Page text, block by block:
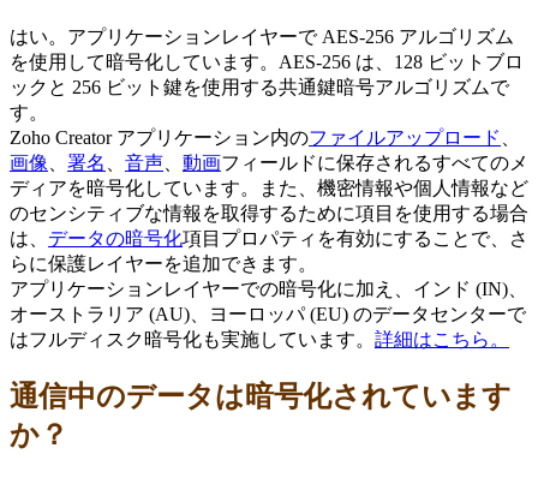
はい。アプリケーションレイヤーで AES-256 アルゴリズム
を使用して暗号化しています。AES-256 は、128 ビットブロ
ックと 256 ビット鍵を使用する共通鍵暗号アルゴリズムで
す。
Zoho Creator アプリケーション内のファイルアップロード
画像
署名 音声 動画フィールドに保存されるすべてのメ
ディアを暗号化しています。また、機密情報や個人情報など
のセンシティブな情報を取得するために項目を使用する場合
は、 データの暗号化項目プロパティを有効にすることで、さ
らに保護レイヤーを追加できます。
アプリケーションレイヤーでの暗号化に加え、インド (IN)、
オーストラリア (AU)、ヨーロッパ (EU) のデータセンターで
はフルディスク暗号化も実施しています。 詳細はこちら。
通信中のデータは暗号化されています
か？